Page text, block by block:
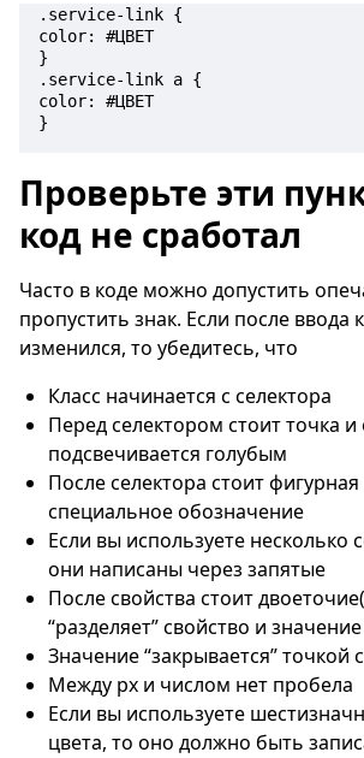
.service-link {
color: #ЦВЕТ
}
.service-link a {
color: #ЦВЕТ
Проверьте эти
код не сработал
Часто в коде можно допустить
пропустить знак. Если после ввода
изменился, то убедитесь, что
Класс начинается с селектора
Перед селектором стоит точка и
подсвечивается голубым
После селектора стоит
специальное обозначение
Если вы используете несколько
они написаны через запятые
После свойства стоит
“разделяет” свойство и значение
Значение “закрывается” точкой
Между px и числом нет пробела
Если вы используете
цвета, то оно должно быть